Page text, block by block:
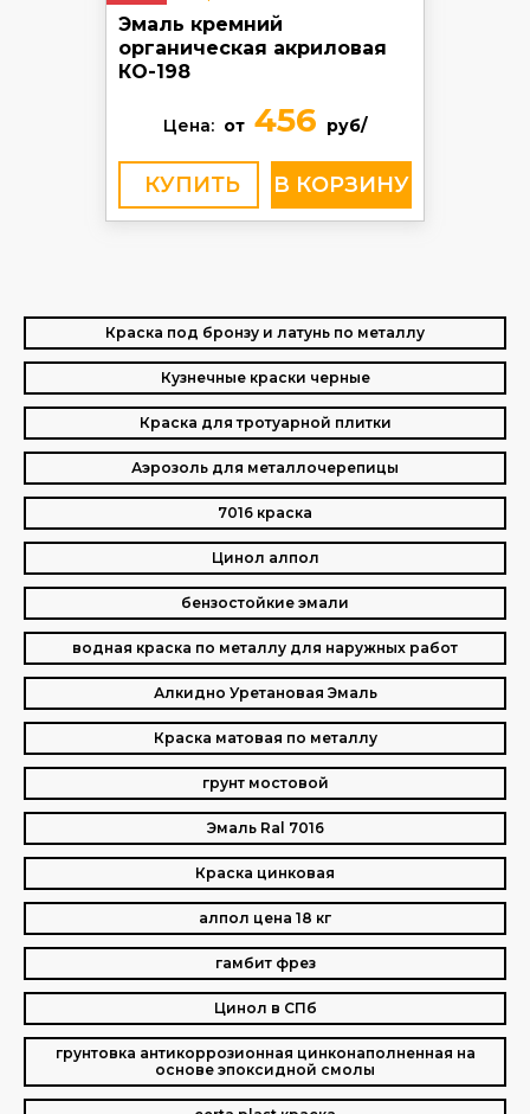
Эмаль кремний
органическая акриловая
КО-198
Цена: от 456 руб/
КУПИТЬ
Краска под бронзу и латунь по металлу
Кузнечные краски черные
Краска для тротуарной плитки
Аэрозоль для металлочерепицы
7016 краска
Цинол алпол
бензостойкие эмали
водная краска по металлу для наружных работ
Алкидно Уретановая Эмаль
Краска матовая по металлу
грунт мостовой
Эмаль Ral 7016
Краска цинковая
алпол цена 18 кг
гамбит фрез
Цинол в СПб
грунтовка антикоррозионная цинконаполненная на
основе эпоксидной смолы